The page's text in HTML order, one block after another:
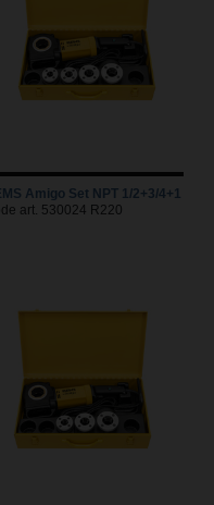
Amigo Set NPT 1/2+3/4+1
art. 530024 R220